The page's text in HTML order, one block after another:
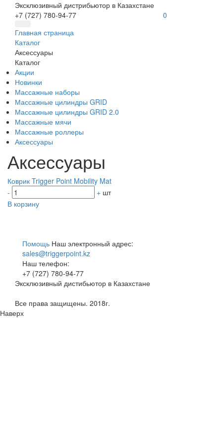
Эксклюзивный дистрибьютор в Казахстане
+7 (727) 780-94-77
0
Главная страница
Каталог
Аксессуары
Каталог
Акции
Новинки
Массажные наборы
Массажные цилиндры GRID
Массажные цилиндры GRID 2.0
Массажные мячи
Массажные роллеры
Аксессуары
Аксессуары
Коврик Trigger Point Mobility Mat
-
+ шт
В корзину
Помощь Наш электронный адрес:
sales@triggerpoint.kz
Наш телефон:
+7 (727) 780-94-77
Эксклюзивный дистибьютор в Казахстане
Все права защищены. 2018г.
Наверх